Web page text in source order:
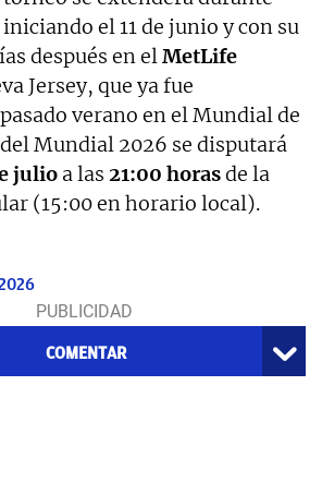
el 11 de junio y con su
después en elMetLife
Jersey, que ya fue
verano en el Mundial de
Mundial 2026 se disputará
julio a las 21:00 horasde la
(15:00 en horario local).
COMENTAR